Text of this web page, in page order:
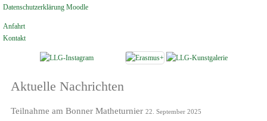
Datenschutzerklärung Moodle
Anfahrt
Kontakt
Aktuelle Nachrichten
Teilnahme am Bonner Matheturnier 22. September 2025